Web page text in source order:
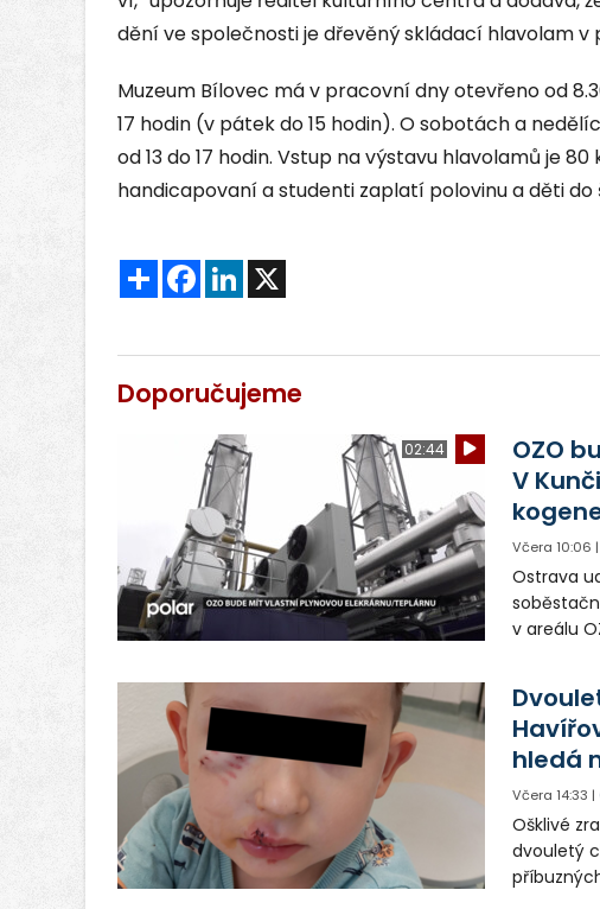
dění ve společnosti je dřevěný skládací hlavolam v
Muzeum Bílovec má v pracovní dny otevřeno od
17 hodin (v pátek do 15 hodin). O sobotách a
od 13 do 17 hodin. Vstup na výstavu hlavolamů je
handicapovaní a studenti zaplatí polovinu a děti
Sdílet FacebookLinkedIn
Doporučujeme
02:44
OZO
V
Včera 10:06 |
Ostrava
v areálu
hledá
Včera 14:33 |
Ošklivé
dvouletý